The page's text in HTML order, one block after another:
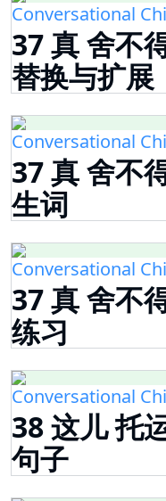
Conversational
37 真 舍不
替换与扩展
Conversational
37 真 舍不
生词
Conversational
37 真 舍不
练习
Conversational
38 这儿 托
句子